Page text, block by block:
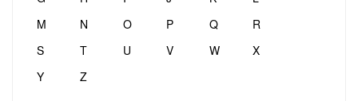
M
N O P Q
R
S
T U V W
X
Y
Z